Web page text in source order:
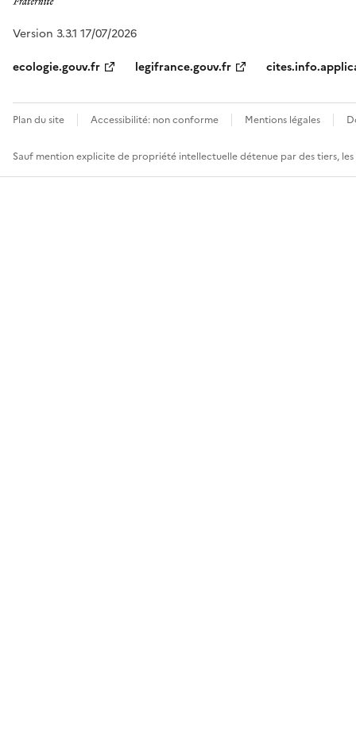
Version 3.3.1 17/07/2026
ecologie.gouv.fr
legifrance.gouv.fr
Plan du site Accessibilité: non conforme Mentions légales
Sauf mention explicite de propriété intellectuelle détenue par des tiers,